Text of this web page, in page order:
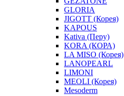
GLORIA
JIGOTT (Корея)
KAPOUS
Kativa (Перу)
KORA (КОРА)
LA MISO (Корея)
LANOPEARL
LIMONI
MEOLI (Корея)
Mesoderm